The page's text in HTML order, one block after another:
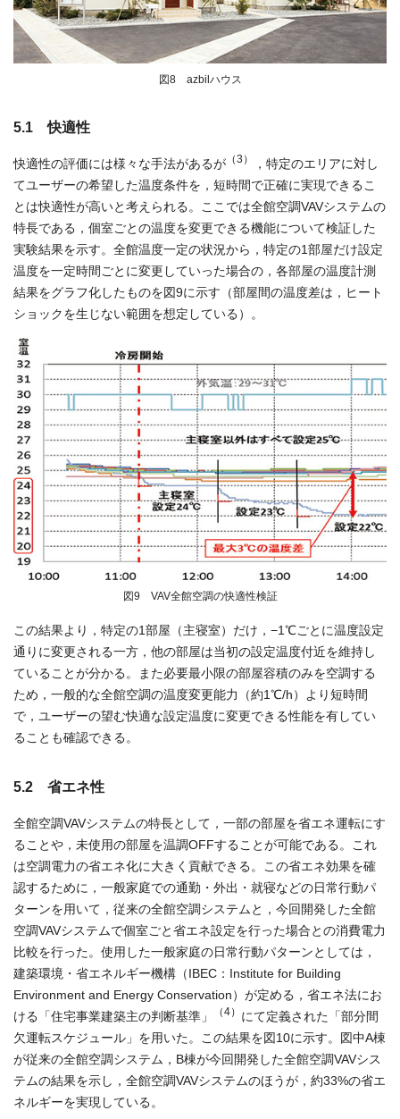
図8 azbilハウス
5.1 快適性
快適性の評価には様々な手法があるが （3）
，特定のエリアに対し
てユーザーの希望した温度条件を，短時間で正確に実現できるこ
とは快適性が高いと考えられる。ここでは全館空調VAVシステムの
特長である，個室ごとの温度を変更できる機能について検証した
実験結果を示す。全館温度一定の状況から，特定の1部屋だけ設定
温度を一定時間ごとに変更していった場合の，各部屋の温度計測
結果をグラフ化したものを図9に示す（部屋間の温度差は，ヒート
ショックを生じない範囲を想定している）。
図9 VAV全館空調の快適性検証
この結果より，特定の1部屋（主寝室）だけ，−1℃ごとに温度設定
通りに変更される一方，他の部屋は当初の設定温度付近を維持し
ていることが分かる。また必要最小限の部屋容積のみを空調する
ため，一般的な全館空調の温度変更能力（約1℃/h）より短時間
で，ユーザーの望む快適な設定温度に変更できる性能を有してい
ることも確認できる。
5.2 省エネ性
全館空調VAVシステムの特長として，一部の部屋を省エネ運転にす
ることや，未使用の部屋を温調OFFすることが可能である。これ
は空調電力の省エネ化に大きく貢献できる。この省エネ効果を確
認するために，一般家庭での通勤・外出・就寝などの日常行動パ
ターンを用いて，従来の全館空調システムと，今回開発した全館
空調VAVシステムで個室ごと省エネ設定を行った場合との消費電力
比較を行った。使用した一般家庭の日常行動パターンとしては，
建築環境・省エネルギー機構（IBEC：Institute for Building
Environment and Energy Conservation）が定める，省エネ法にお
ける「住宅事業建築主の判断基準」
（4） にて定義された「部分間
欠運転スケジュール」を用いた。この結果を図10に示す。図中A棟
が従来の全館空調システム，B棟が今回開発した全館空調VAVシス
テムの結果を示し，全館空調VAVシステムのほうが，約33%の省エ
ネルギーを実現している。